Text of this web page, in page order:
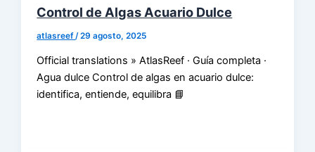
Control de Algas Acuario Dulce
atlasreef /29 agosto, 2025
Official translations » AtlasReef · Guía completa ·
Agua dulce Control de algas en acuario dulce:
identifica, entiende, equilibra 📘